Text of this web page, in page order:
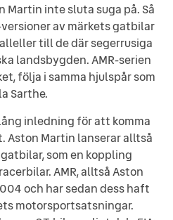
Martin inte sluta suga på. Så
av märkets gatbilar
till de där segerrusiga
landsbygden. AMR-serien
följa i samma hjulspår som
Sarthe.
inledning för att komma
Aston Martin lanserar alltså
som en koppling
AMR, alltså Aston
och har sedan dess haft
motorsportsatsningar.